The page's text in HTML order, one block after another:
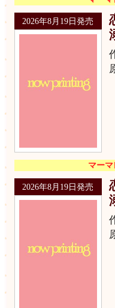
2026年8月19日発売
マー
2026年8月19日発売